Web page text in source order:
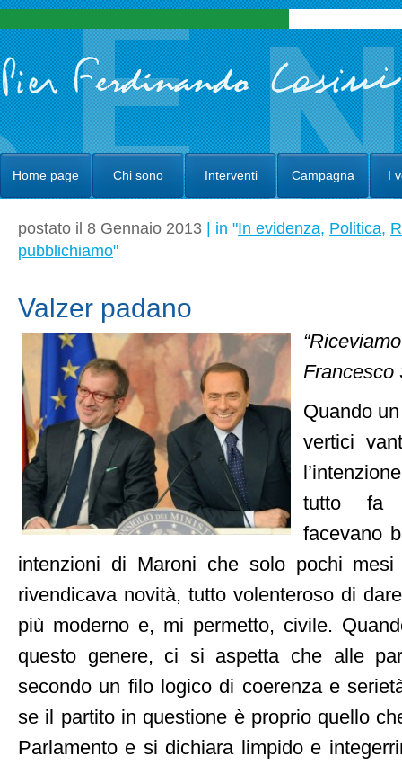
Home page Chi sono Interventi Campagna I
postato il 8 Gennaio 2013 | in "In evidenza, Politica,
pubblichiamo"
Valzer padano
Francesco
Quando
vertici
tutto fa
facevano
intenzioni di Maroni che solo pochi
rivendicava novità, tutto volenteroso di
più moderno e, mi permetto, civile.
questo genere, ci si aspetta che alle
secondo un filo logico di coerenza e
se il partito in questione è proprio quello
Parlamento e si dichiara limpido e